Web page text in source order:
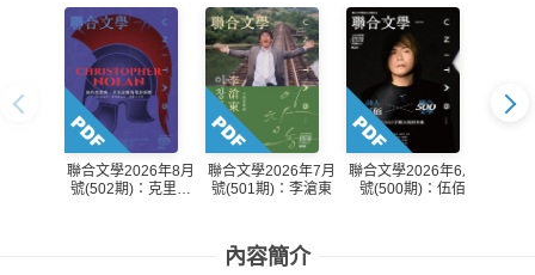
聯合文學2026年8月
號(502期)：克里斯
聯合文學2026年7月
號(501期)：李滄東
聯合文學2026年6月
號(500期)：伍佰
內容簡介